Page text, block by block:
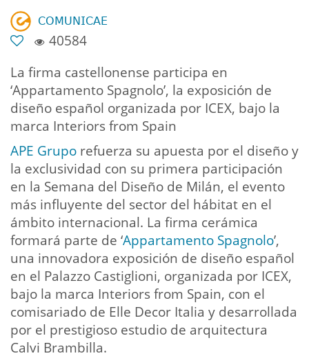
𝖢𝖮𝖬𝖴𝖭𝖨𝖢𝖠𝖤
40584
La firma castellonense participa en
‘Appartamento Spagnolo’, la exposición de
diseño español organizada por ICEX, bajo la
marca Interiors from Spain
APE Grupo refuerza su apuesta por el diseño y
la exclusividad con su primera participación
en la Semana del Diseño de Milán, el evento
más influyente del sector del hábitat en el
ámbito internacional. La firma cerámica
formará parte de ‘Appartamento Spagnolo’,
una innovadora exposición de diseño español
en el Palazzo Castiglioni, organizada por ICEX,
bajo la marca Interiors from Spain, con el
comisariado de Elle Decor Italia y desarrollada
por el prestigioso estudio de arquitectura
Calvi Brambilla.